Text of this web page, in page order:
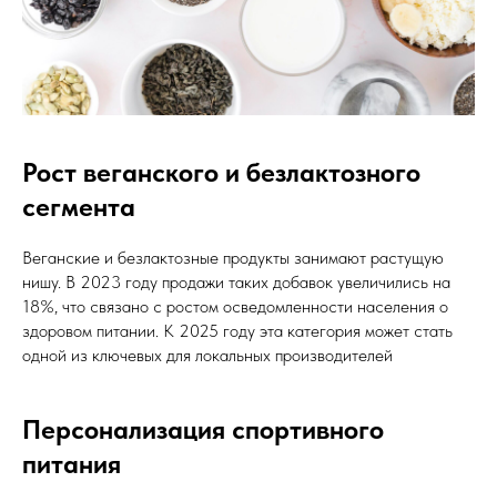
Рост веганского и безлактозного
сегмента
Веганские и безлактозные продукты занимают растущую
нишу. В 2023 году продажи таких добавок увеличились на
18%, что связано с ростом осведомленности населения о
здоровом питании. К 2025 году эта категория может стать
одной из ключевых для локальных производителей
Персонализация спортивного
питания